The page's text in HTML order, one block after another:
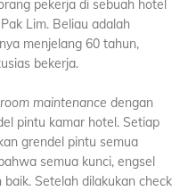
pekerja di sebuah hotel
Lim. Beliau adalah
menjelang 60 tahun,
bekerja.
room maintenance dengan
pintu kamar hotel. Setiap
grendel pintu semua
semua kunci, engsel
Setelah dilakukan check